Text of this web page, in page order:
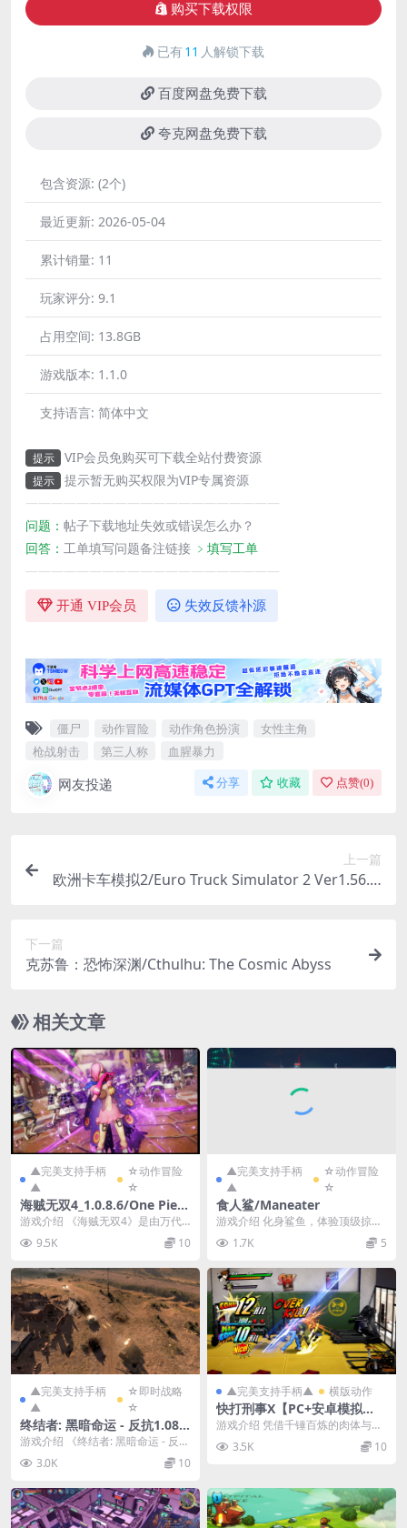
购买下载权限
已有11 人解锁下载
百度网盘免费下载
夸克网盘免费下载
包含资源: (2个)
最近更新: 2026-05-04
累计销量: 11
玩家评分: 9.1
占用空间: 13.8GB
游戏版本: 1.1.0
支持语言: 简体中文
提示 VIP会员免购买可下载全站付费资源
提示
提示暂无购买权限为VIP专属资源
————————————————————
问题： 帖子下载地址失效或错误怎么办？
回答： 工单填写问题备注链接 ﹥填写工单
————————————————————
开通 VIP会员 失效反馈补源
僵尸 动作冒险 动作角色扮演
女性主角
枪战射击
第三人称 血腥暴力
网友投递 分享 收藏 点赞(0)
上一篇
欧洲卡车模拟2/Euro Truck Simulator 2 Ver1.56.1.
下一篇
克苏鲁：恐怖深渊/Cthulhu: The Cosmic Abyss
相关文章
▲完美支持手柄
▲
☆动作冒险
☆
海贼无双4_1.0.8.6/One Piec
e: Pirate Warriors 4 Ver1.0.
游戏介绍 《海贼无双4》是由万代
南梦宫与光荣联合打造的动作冒险
游戏。本作为《海贼...
9.5K 10
▲完美支持手柄
▲
☆动作冒险
☆
食人鲨/Maneater
游戏介绍 化身鲨鱼，体验顶级掠食
者称霸海洋的终极力量！《Maneat
er》是一款...
1.7K 5
▲完美支持手柄
▲
☆即时战略
☆
终结者: 黑暗命运 - 反抗1.08.1
173/Terminator: Dark Fate
游戏介绍 《终结者: 黑暗命运 - 反
抗》不仅仅是一款游戏，更是一场
令肾上腺素飙...
3.0K 10
▲完美支持手柄▲ 横版动作
快打刑事X【PC+安卓模拟
器】/RUSHING BEAT X: Ret
游戏介绍 凭借千锤百炼的肉体与技
巧讨伐巨恶。开辟新时代的横版动
作游戏《Rushi...
3.5K 10